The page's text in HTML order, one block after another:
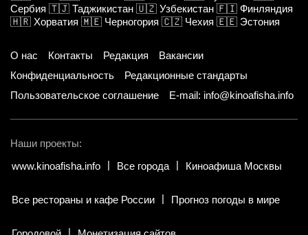
Сербия 🇹🇯 Таджикистан 🇺🇿 Узбекистан 🇫🇮 Финляндия
🇭🇷 Хорватия 🇲🇪 Черногория 🇨🇿 Чехия 🇪🇪 Эстония
О нас Контакты Редакция
Вакансии
Конфиденциальность
Редакционные стандарты
Пользовательское соглашение
E-mail: info@kinoafisha.info
Наши проекты:
www.kinoafisha.info
Все города Киноафиша Москвы
Все рестораны и кафе России Прогноз погоды в мире